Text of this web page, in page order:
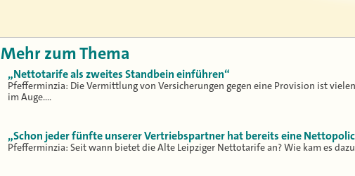
Mehr zum Thema
„Nettotarife als zweites Standbein einführen“
Pfefferminzia: Die Vermittlung von Versicherungen gegen eine Provision ist
im Auge.…
„Schon jeder fünfte unserer Vertriebspartner hat bereits eine
Pfefferminzia: Seit wann bietet die Alte Leipziger Nettotarife an? Wie kam es